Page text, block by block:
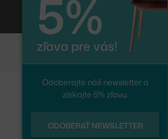
5%
zľava pre vás!
Odoberajte náš newsletter a
získajte 5% zľavu.
ODOBERAŤ NEWSLETTER
Sledujte nás
Instagram